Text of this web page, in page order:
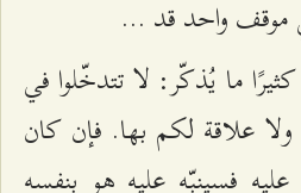
موقف واحد قد ...
كثيرًا ما يُذكّر: لا تتدخّلوا في
ولا علاقة لكم بها. فإن كان
عليه فسينبّه عليه هو بنفسه